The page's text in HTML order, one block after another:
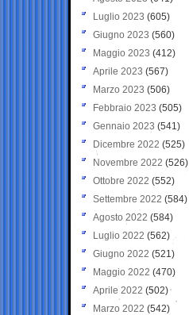
Luglio 2023 (605)
Giugno 2023 (560)
Maggio 2023 (412)
Aprile 2023 (567)
Marzo 2023 (506)
Febbraio 2023 (505)
Gennaio 2023 (541)
Dicembre 2022 (525)
Novembre 2022 (526)
Ottobre 2022 (552)
Settembre 2022 (584)
Agosto 2022 (584)
Luglio 2022 (562)
Giugno 2022 (521)
Maggio 2022 (470)
Aprile 2022 (502)
Marzo 2022 (542)